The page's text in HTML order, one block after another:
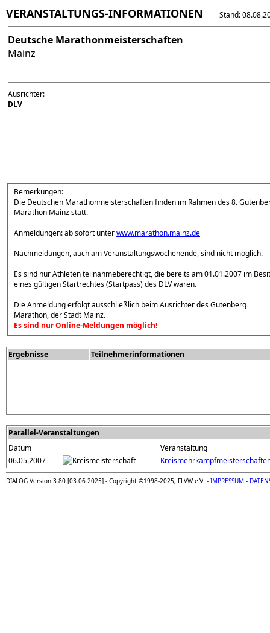
VERANSTALTUNGS-INFORMATIONEN Stand:
Deutsche Marathonmeisterschaften
Mainz
Ausrichter:
DLV
Bemerkungen:
Die Deutschen Marathonmeisterschaften finden im Rahmen des 8.
Marathon Mainz statt.
Anmeldungen: ab sofort unterwww.marathon.mainz.de
Nachmeldungen, auch am Veranstaltungswochenende, sind nicht möglich.
Es sind nur Athleten teilnahmeberechtigt, die bereits am 01.01.2007 im
eines gültigen Startrechtes (Startpass) des DLV waren.
Die Anmeldung erfolgt ausschließlich beim Ausrichter des Gutenberg
Marathon, der Stadt Mainz.
Es sind nur Online-Meldungen möglich!
Ergebnisse Teilnehmerinformationen
Parallel-Veranstaltungen
Datum
Veranstaltung
06.05.2007-
DIALOG Version 3.80 [03.06.2025] - Copyright ©1998-2025, FLVW e.V. - IMPRESSUM -